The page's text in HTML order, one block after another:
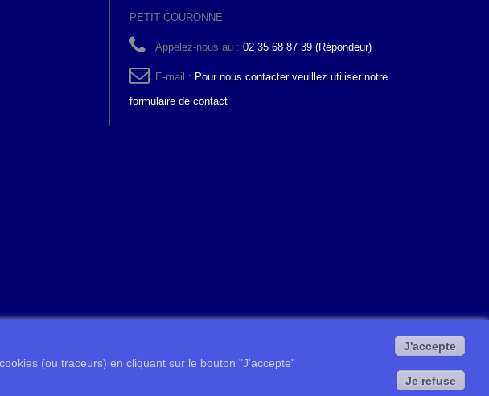
PETIT COURONNE
Appelez-nous au : 02 35 68 87 39 (Répondeur)
E-mail : Pour nous contacter veuillez utiliser notre
formulaire de contact
(ou traceurs) en cliquant sur le bouton "J'accepte"
J'accepte
Je refuse